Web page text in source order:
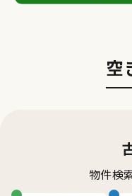
空
物件検